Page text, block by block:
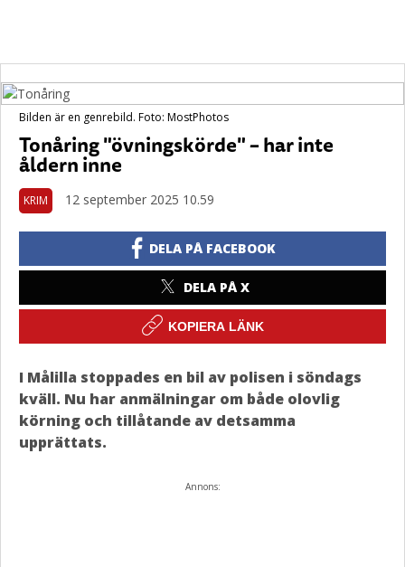
Bilden är en genrebild. Foto: MostPhotos
Tonåring "övningskörde" – har inte
åldern inne
KRIM 12 september 2025 10.59
DELA PÅ FACEBOOK
DELA PÅ X
KOPIERA LÄNK
I Målilla stoppades en bil av polisen i söndags
kväll. Nu har anmälningar om både olovlig
körning och tillåtande av detsamma
upprättats.
Annons: